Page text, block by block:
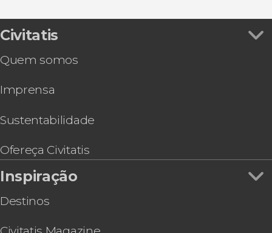
Caminhada / Trekking
Tour de bicicleta
Excursão à estância San Ramón
Ingresso da estação de esqui Cerro Catedral
Passeio com raquetes de neve por Winter Park
Catedral
Aula de esqui ou snowboard no Cerro Catedral
Batismo de mergulho no lago Moreno
Caiaque no Lago Gutiérrez
Civitatis
Quem somos
Imprensa
Sustentabilidade
Ofereça Civitatis
Inspiração
Destinos